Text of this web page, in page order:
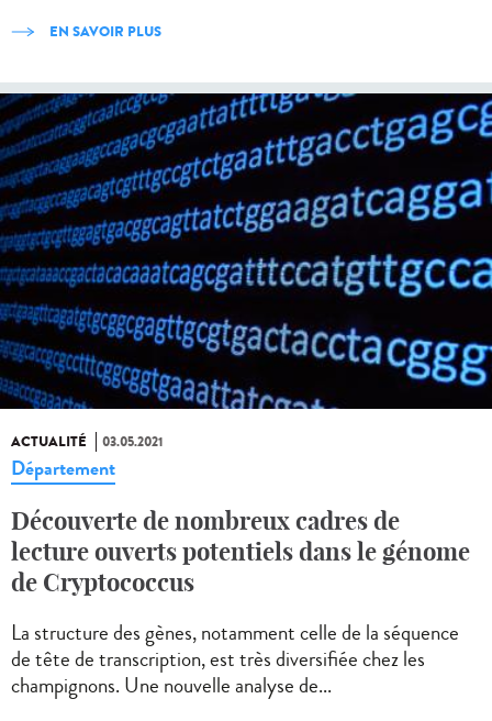
EN SAVOIR PLUS
ACTUALITÉ 03.05.2021
Département
Découverte de nombreux cadres de
lecture ouverts potentiels dans le génome
de Cryptococcus
La structure des gènes, notamment celle de la séquence
de tête de transcription, est très diversifiée chez les
champignons. Une nouvelle analyse de...